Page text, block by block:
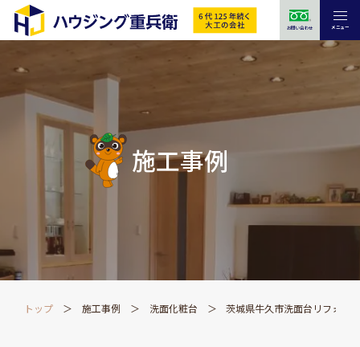
お問い合わせ メニュー
施工事例
トップ 施工事例 洗面化粧台 茨城県牛久市洗面台リフォー